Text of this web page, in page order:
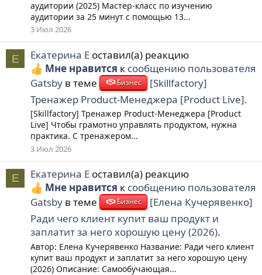
аудитории (2025) Мастер-класс по изучению
аудитории за 25 минут с помощью 13...
3 Июл 2026
Е Екатерина Е оставил(а) реакцию
Мне нравится к сообщению пользователя
Gatsby в теме Бизнес
[Skillfactory]
Тренажер Product-Менеджера [Product Live].
[Skillfactory] Тренажер Product-Менеджера [Product
Live] Чтобы грамотно управлять продуктом, нужна
практика. С тренажером...
3 Июл 2026
Е Екатерина Е оставил(а) реакцию
Мне нравится к сообщению пользователя
Gatsby в теме Бизнес
[Елена Кучерявенко]
Ради чего клиент купит ваш продукт и
заплатит за него хорошую цену (2026).
Автор: Елена Кучерявенко Название: Ради чего клиент
купит ваш продукт и заплатит за него хорошую цену
(2026) Описание: Самообучающая...